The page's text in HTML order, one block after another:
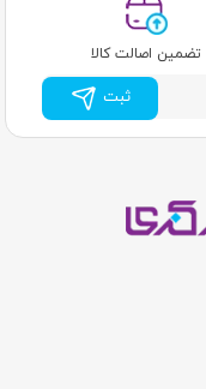
تضمین اصالت کالا
ثبت